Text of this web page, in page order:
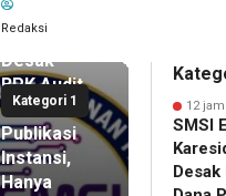
Redaksi
Kategori 1
Karesidenan
Pati
Desak
BPK Audit
Dana
Publikasi
Instansi,
Hanya
12
SMSI
Desak